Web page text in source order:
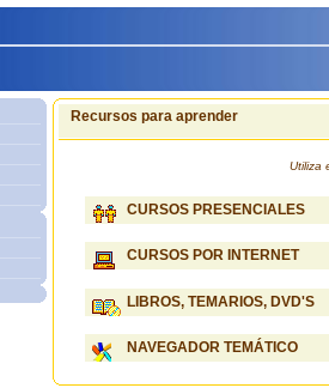
Recursos para aprender
Utiliza
CURSOS PRESENCIALES
CURSOS POR INTERNET
LIBROS, TEMARIOS, DVD'S
NAVEGADOR TEMÁTICO